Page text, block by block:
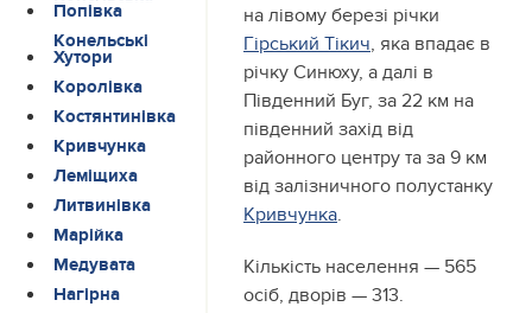
Попівка
Конельські
Хутори
Королівка
Костянтинівка
Кривчунка
Леміщиха
Литвинівка
Марійка
Медувата
Нагірна
на лівому березі річки
Гірський Тікич, яка впадає в
річку Синюху, а далі в
Південний Буг, за 22 км на
південний захід від
районного центру та за 9 км
від залізничного полустанку
Кривчунка.
Кількість населення — 565
осіб, дворів — 313.